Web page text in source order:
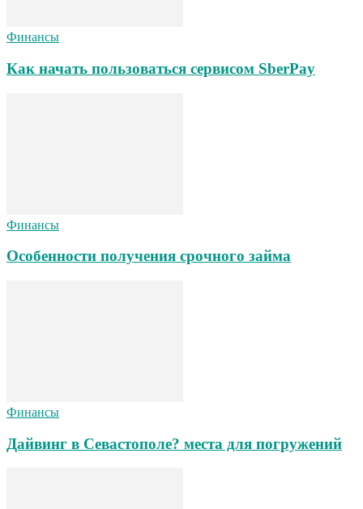
Финансы
Как начать пользоваться сервисом SberPay
Финансы
Особенности получения срочного займа
Финансы
Дайвинг в Севастополе? места для погружений